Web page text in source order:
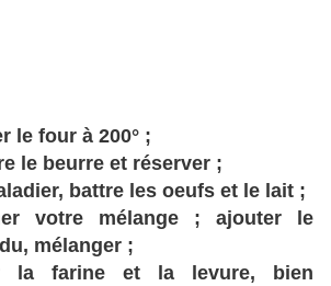
le four à 200° ;
le beurre et réserver ;
battre les oeufs et le lait ;
votre mélange ; ajouter le
mélanger ;
la farine et la levure, bien